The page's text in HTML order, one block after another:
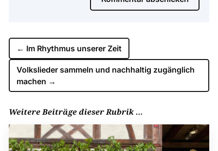
← Im Rhythmus unserer Zeit
Volkslieder sammeln und nachhaltig zugänglich
machen →
Weitere Beiträge dieser Rubrik …